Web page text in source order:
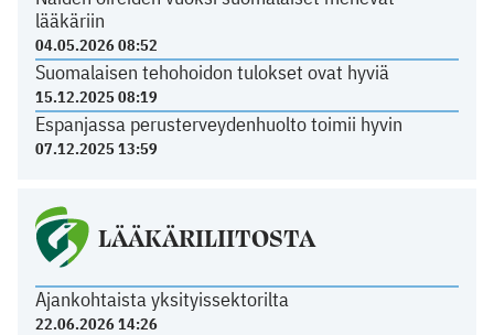
lääkäriin
04.05.2026 08:52
Suomalaisen tehohoidon tulokset ovat hyviä
15.12.2025 08:19
Espanjassa perusterveydenhuolto toimii hyvin
07.12.2025 13:59
LÄÄKÄRILIITOSTA
Ajankohtaista yksityissektorilta
22.06.2026 14:26